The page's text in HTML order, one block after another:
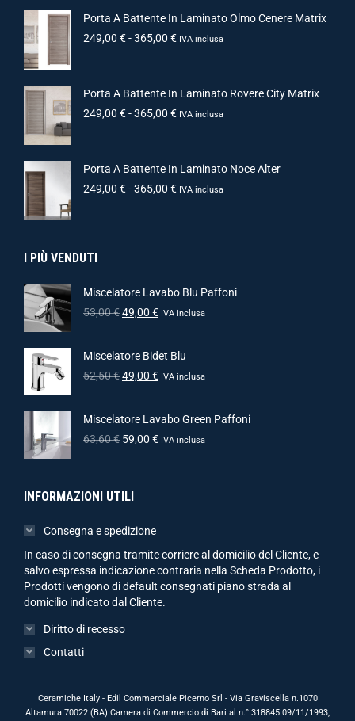
Porta A Battente In Laminato Olmo Cenere Matrix
249,00 €-365,00 € IVA inclusa
Porta A Battente In Laminato Rovere City Matrix
249,00 €-365,00 € IVA inclusa
Porta A Battente In Laminato Noce Alter
249,00 €-365,00 € IVA inclusa
I PIÙ VENDUTI
Miscelatore Lavabo Blu Paffoni
53,00€49,00 € IVA inclusa
Miscelatore Bidet Blu
52,50€49,00 € IVA inclusa
Miscelatore Lavabo Green Paffoni
63,60€ 59,00 € IVA inclusa
INFORMAZIONI UTILI
Consegna e spedizione
In caso di consegna tramite corriere al domicilio del Cliente, e
salvo espressa indicazione contraria nella Scheda Prodotto, i
Prodotti vengono di default consegnati piano strada al
domicilio indicato dal Cliente.
Diritto di recesso
Contatti
Ceramiche Italy - Edil Commerciale Picerno Srl - Via Graviscella n.1070
Altamura 70022 (BA) Camera di Commercio di Bari al n.° 318845 09/11/1993,